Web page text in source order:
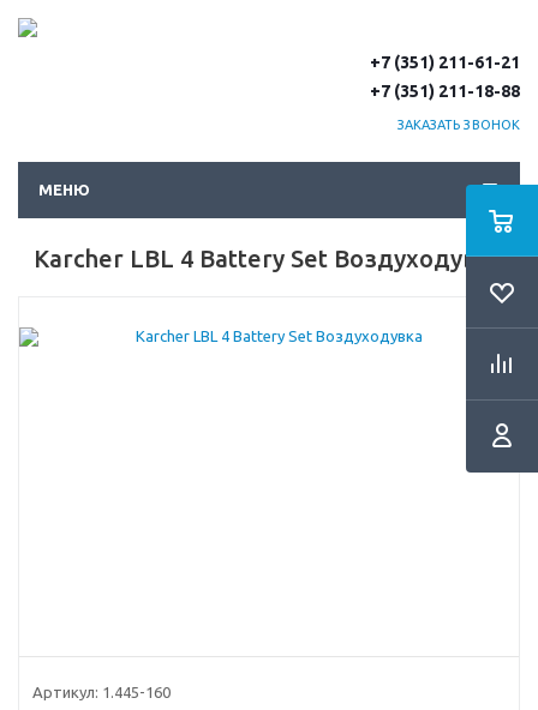
+7 (351) 211-61-21
+7 (351) 211-18-88
ЗАКАЗАТЬ ЗВОНОК
МЕНЮ
Karcher LBL 4 Battery Set Воздуходувка
Артикул: 1.445-160